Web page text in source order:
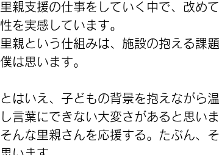
里親支援の仕事をしていく中で、改め
性を実感しています。
里親という仕組みは、施設の抱える課
僕は思います。
とはいえ、子どもの背景を抱えながら
し言葉にできない大変さがあると思いま
そんな里親さんを応援する。たぶん、